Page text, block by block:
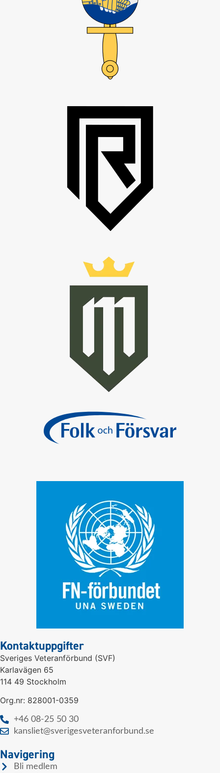
Kontaktuppgifter
Sveriges Veteranförbund (SVF)
Karlavägen 65
114 49 Stockholm
Org.nr: 828001-0359
+46 08-25 50 30
kansliet@sverigesveteranforbund.se
Navigering
Bli medlem